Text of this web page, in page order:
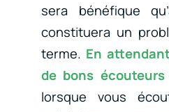
sera bénéfique
constituera un
terme. En
de bons
lorsque vous